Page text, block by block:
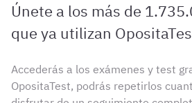
Únete a los más de
que ya utilizan
Accederás a los exámenes y test
OpositaTest, podrás repetirlos